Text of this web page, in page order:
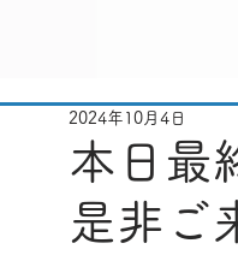
本日最
是非ご
2024年10月4日